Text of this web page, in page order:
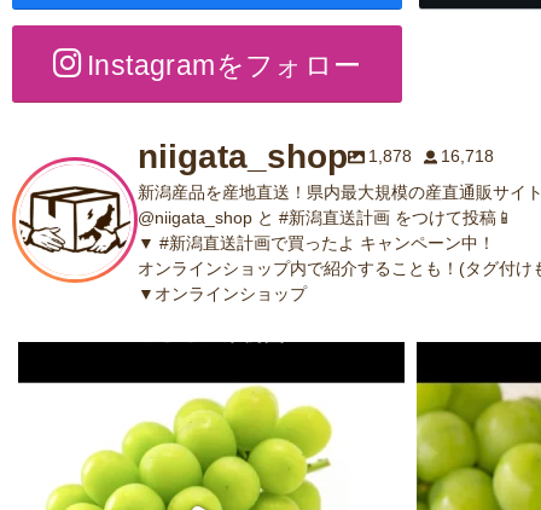
Instagramをフォロー
niigata_shop 1,878
16,718
新潟産品を産地直送！県内最大規模の産直通販サイ
@niigata_shop と #新潟直送計画 をつけて投稿📱
▼ #新潟直送計画で買ったよ キャンペーン中！
オンラインショップ内で紹介することも！(タグ付け
▼オンラインショップ